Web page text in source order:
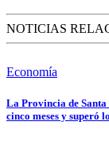
NOTICIAS
Economía
La Provincia de Santa
cinco meses y superó